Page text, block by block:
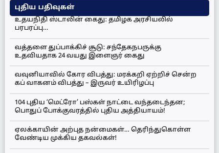
புதிய பதிவுகள்
உதயநிதி ஸ்டாலின் கைது: தமிழக அரசியலில்
பரபரப்பு…
வத்தளை துப்பாக்கிச் சூடு: சந்தேகநபருக்கு
உதவியதாக 24 வயது இளைஞர் கைது
வவுனியாவில் கோர விபத்து: மரக்கறி ஏற்றிச் சென்ற
கப் வாகனம் விபத்து – இருவர் உயிரிழப்பு
104 புதிய ‘மெட்ரோ’ பஸ்கள் நாட்டை வந்தடைந்தன;
பொதுப் போக்குவரத்தில் புதிய அத்தியாயம்!
ஏலக்காயின் அற்புத நன்மைகள்… தெரிந்துகொள்ள
வேண்டிய முக்கிய தகவல்கள்!